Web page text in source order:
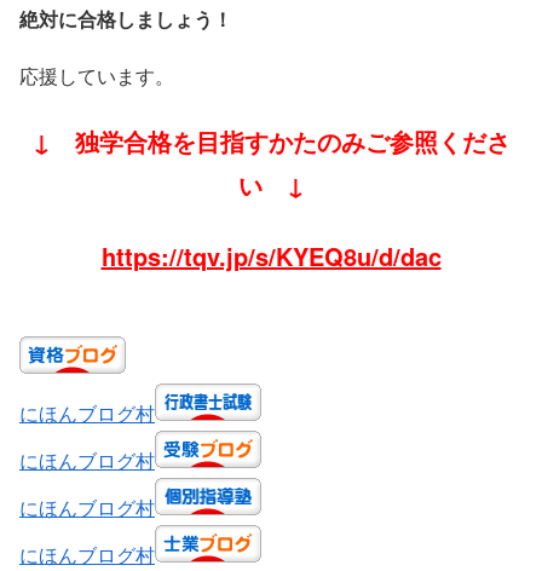
絶対に合格しましょう！
応援しています。
↓ 独学合格を目指すかたのみご参照くださ
い ↓
https://tqv.jp/s/KYEQ8u/d/dac
にほんブログ村
にほんブログ村
にほんブログ村
にほんブログ村